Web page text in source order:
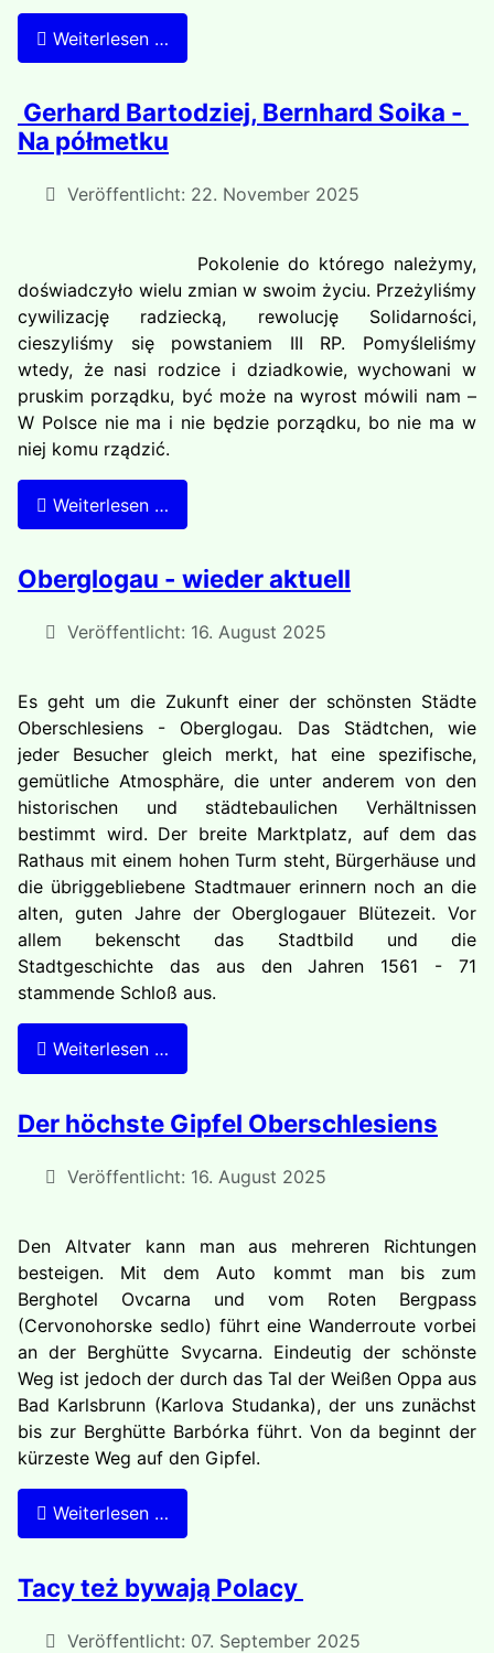
Weiterlesen …
Gerhard Bartodziej, Bernhard Soika -
Na półmetku
Veröffentlicht: 22. November 2025
Pokolenie do którego należymy,
doświadczyło wielu zmian w swoim życiu. Przeżyliśmy
cywilizację radziecką, rewolucję Solidarności,
cieszyliśmy się powstaniem III RP. Pomyśleliśmy
wtedy, że nasi rodzice i dziadkowie, wychowani w
pruskim porządku, być może na wyrost mówili nam –
W Polsce nie ma i nie będzie porządku, bo nie ma w
niej komu rządzić.
Weiterlesen …
Oberglogau - wieder aktuell
Veröffentlicht: 16. August 2025
Es geht um die Zukunft einer der schönsten Städte
Oberschlesiens - Oberglogau. Das Städtchen, wie
jeder Besucher gleich merkt, hat eine spezi­fische,
gemütliche Atmosphäre, die unter anderem von den
historischen und städtebaulichen Verhältnissen
bestimmt wird. Der breite Marktplatz, auf dem das
Rathaus mit einem hohen Turm steht, Bürgerhäuse und
die übriggebliebene Stadtmauer erinnern noch an die
alten, guten Jahre der Oberglogauer Blütezeit. Vor
allem bekenscht das Stadtbild und die
Stadtgeschichte das aus den Jahren 1561 - 71
stammende Schloß aus.
Weiterlesen …
Der höchste Gipfel Oberschlesiens
Veröffentlicht: 16. August 2025
Den Altvater kann man aus mehre­ren Richtungen
besteigen. Mit dem Auto kommt man bis zum
Berghotel Ovcarna und vom Roten Bergpass
(Cervonohorske sedlo) führt eine Wanderroute vorbei
an der Berghüt­te Svycarna. Eindeutig der schönste
Weg ist jedoch der durch das Tal der Weißen Oppa aus
Bad Karlsbrunn (Karlova Studanka), der uns zu­nächst
bis zur Berghütte Barbórka führt. Von da beginnt der
kürzeste Weg auf den Gipfel.
Weiterlesen …
Tacy też bywają Polacy
Veröffentlicht: 07. September 2025